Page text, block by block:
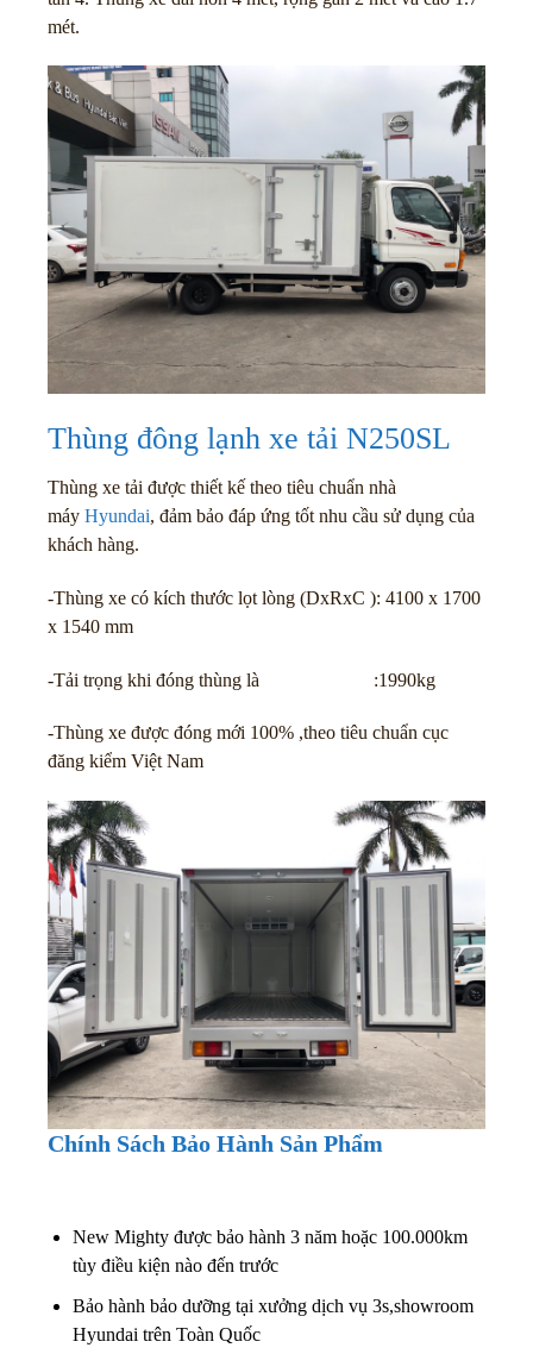
mét.
Thùng đông lạnh xe tải N250SL
Thùng xe tải được thiết kế theo tiêu chuẩn nhà
máy Hyundai, đảm bảo đáp ứng tốt nhu cầu sử dụng của
khách hàng.
-Thùng xe có kích thước lọt lòng (DxRxC ): 4100 x 1700
x 1540 mm
-Tải trọng khi đóng thùng là :1990kg
-Thùng xe được đóng mới 100% ,theo tiêu chuẩn cục
đăng kiểm Việt Nam
Chính Sách Bảo Hành Sản Phẩm
New Mighty được bảo hành 3 năm hoặc 100.000km
tùy điều kiện nào đến trước
Bảo hành bảo dưỡng tại xưởng dịch vụ 3s,showroom
Hyundai trên Toàn Quốc